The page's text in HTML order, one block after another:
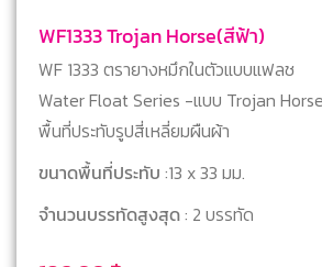
WF1333 Trojan Horse(สีฟ้า)
WF 1333 ตรายางหมึกในตัวแบบแฟลช
Water Float Series -แบบ Trojan
พื้นที่ประทับรูปสี่เหลี่ยมผืนผ้า
ขนาดพื้นที่ประทับ :13 x 33 มม.
จำนวนบรรทัดสูงสุด: 2 บรรทัด